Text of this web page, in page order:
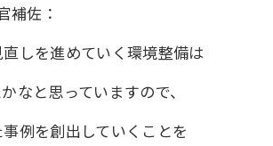
補佐：
しを進めていく環境整備は
なと思っていますので、
例を創出していくことを